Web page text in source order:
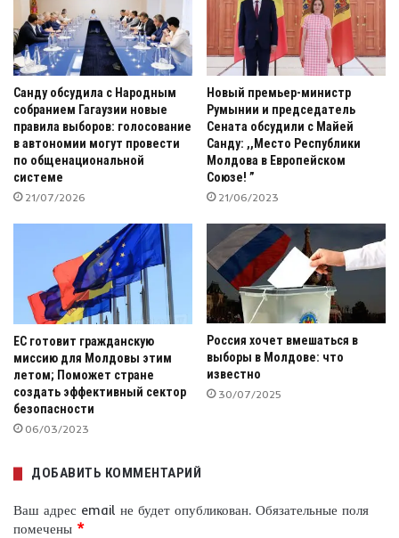
Санду обсудила с Народным
собранием Гагаузии новые
правила выборов: голосование
в автономии могут провести
по общенациональной
системе
21/07/2026
Новый премьер-министр
Румынии и председатель
Сената обсудили с Майей
Санду: ,,Место Республики
Молдова в Европейском
Союзе! ”
21/06/2023
ЕС готовит гражданскую
миссию для Молдовы этим
летом; Поможет стране
создать эффективный сектор
безопасности
06/03/2023
Россия хочет вмешаться в
выборы в Молдове: что
известно
30/07/2025
ДОБАВИТЬ КОММЕНТАРИЙ
Ваш адрес email не будет опубликован. Обязательные поля
помечены *